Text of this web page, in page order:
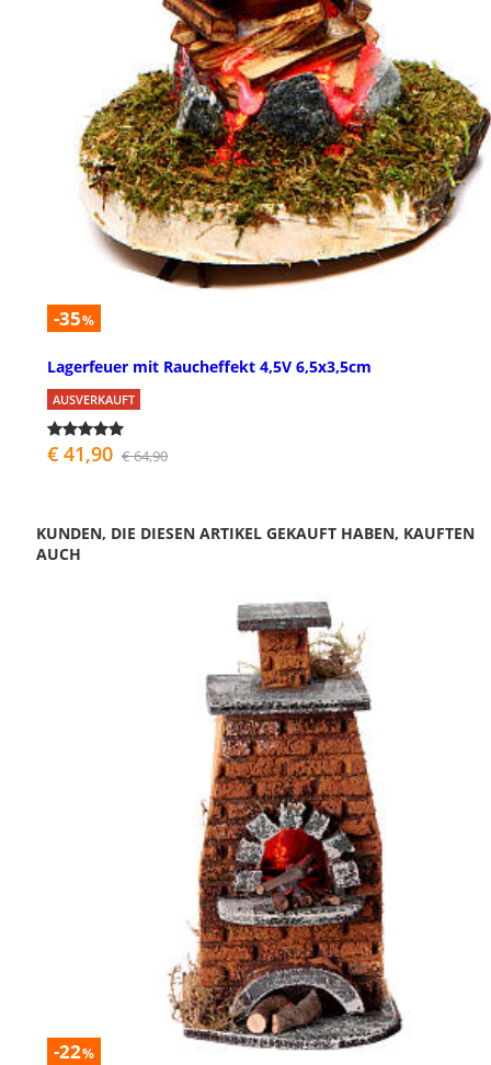
-35%
Lagerfeuer mit Raucheffekt 4,5V 6,5x3,5cm
AUSVERKAUFT
€ 41,90 € 64,90
KUNDEN, DIE DIESEN ARTIKEL GEKAUFT HABEN, KAUFTEN
AUCH
-22%